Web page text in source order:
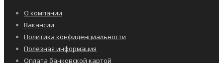
О компании
Вакансии
Политика конфиденциальности
Полезная информация
Оплата банковской картой